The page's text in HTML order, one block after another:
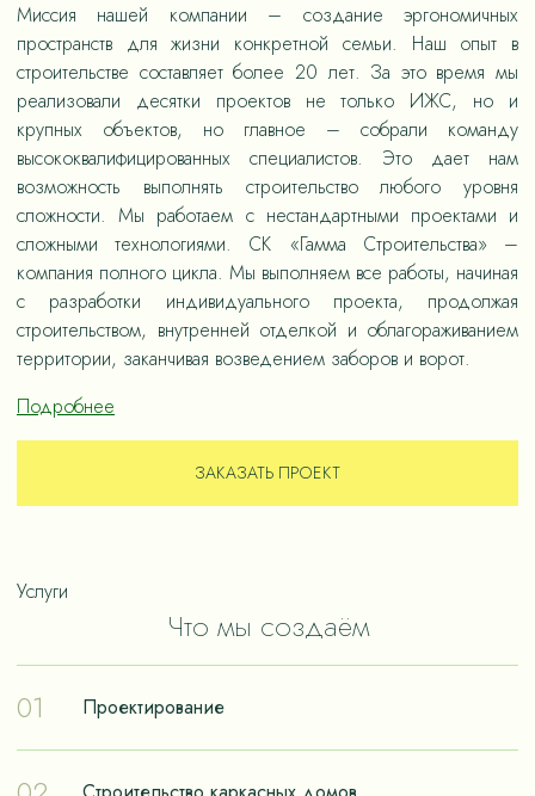
Миссия нашей компании – создание эргономичных
пространств для жизни конкретной семьи. Наш опыт в
строительстве составляет более 20 лет. За это время мы
реализовали десятки проектов не только ИЖС, но и
крупных объектов, но главное – собрали команду
высококвалифицированных специалистов. Это дает нам
возможность выполнять строительство любого уровня
сложности. Мы работаем с нестандартными проектами и
сложными технологиями. СК «Гамма Строительства» –
компания полного цикла. Мы выполняем все работы, начиная
с разработки индивидуального проекта, продолжая
строительством, внутренней отделкой и облагораживанием
территории, заканчивая возведением заборов и ворот.
Подробнее
ЗАКАЗАТЬ ПРОЕКТ
Услуги
Что мы создаём
01
Проектирование